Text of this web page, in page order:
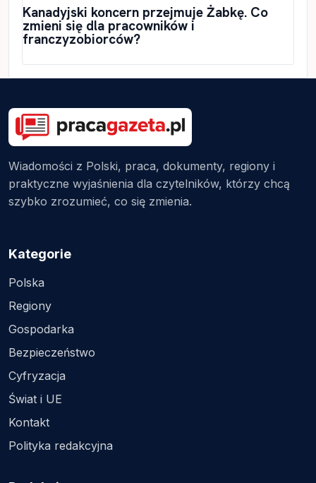
Kanadyjski koncern przejmuje Żabkę. Co
zmieni się dla pracowników i
franczyzobiorców?
Wiadomości z Polski, praca, dokumenty, regiony i
praktyczne wyjaśnienia dla czytelników, którzy chcą
szybko zrozumieć, co się zmienia.
Kategorie
Polska
Regiony
Gospodarka
Bezpieczeństwo
Cyfryzacja
Świat i UE
Kontakt
Polityka redakcyjna